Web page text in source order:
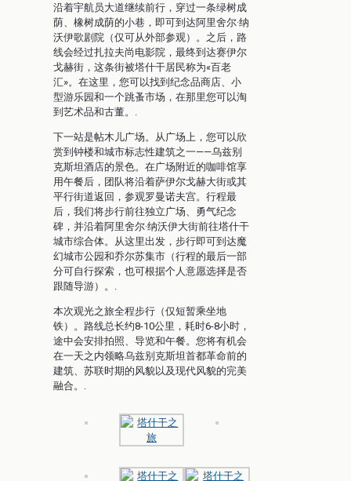
沿着宇航员大道继续前行，穿过一条绿树成
荫、橡树成荫的小巷，即可到达阿里舍尔·纳
沃伊歌剧院（仅可从外部参观）。之后，路
线会经过扎拉夫尚电影院，最终到达赛伊尔
戈赫街，这条街被塔什干居民称为«百老
汇»。在这里，您可以找到纪念品商店、小
型游乐园和一个跳蚤市场，在那里您可以淘
到艺术品和古董。.
下一站是帖木儿广场。从广场上，您可以欣
赏到钟楼和城市标志性建筑之一——乌兹别
克斯坦酒店的景色。在广场附近的咖啡馆享
用午餐后，团队将沿着萨伊尔戈赫大街或其
平行街道返回，参观罗曼诺夫宫。行程最
后，我们将步行前往独立广场、勇气纪念
碑，并沿着阿里舍尔·纳沃伊大街前往塔什干
城市综合体。从这里出发，步行即可到达魔
幻城市公园和乔尔苏集市（行程的最后一部
分可自行探索，也可根据个人意愿选择是否
跟随导游）。.
本次观光之旅全程步行（仅短暂乘坐地
铁）。路线总长约8-10公里，耗时6-8小时，
途中会安排拍照、导览和午餐。您将有机会
在一天之内领略乌兹别克斯坦首都革命前的
建筑、苏联时期的风貌以及现代风貌的完美
融合。.